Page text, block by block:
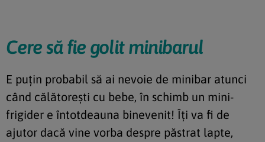
Cere să fie golit minibarul
E puțin probabil să ai nevoie de minibar atunci
când călătorești cu bebe, în schimb un mini-
frigider e întotdeauna binevenit! Îți va fi de
ajutor dacă vine vorba despre păstrat lapte,